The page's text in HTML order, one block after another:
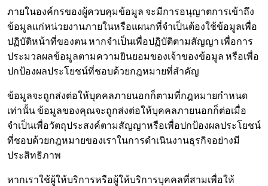
ภายในองค์กรของผู้ควบคุมข้อมูล จะมีการอนุญาตการเข้าถึง
ข้อมูลแก่หน่วยงานภายในหรือแผนกที่จำเป็นต้องใช้ข้อมูลเพื่อ
ปฏิบัติหน้าที่ของตน หากจำเป็นเพื่อปฏิบัติตามสัญญา เพื่อการ
ประมวลผลข้อมูลตามความยินยอมของเจ้าของข้อมูล หรือเพื่อ
ปกป้องผลประโยชน์ที่ชอบด้วยกฎหมายที่สำคัญ
ข้อมูลจะถูกส่งต่อให้บุคคลภายนอกก็ตามที่กฎหมายกำหนด
เท่านั้น ข้อมูลของคุณจะถูกส่งต่อให้บุคคลภายนอกก็ต่อเมื่อ
จำเป็นเพื่อวัตถุประสงค์ตามสัญญาหรือเพื่อปกป้องผลประโยชน์
ที่ชอบด้วยกฎหมายของเราในการดำเนินงานธุรกิจอย่างมี
ประสิทธิภาพ
หากเราใช้ผู้ให้บริการหรือผู้ให้บริการบุคคลที่สามเพื่อให้